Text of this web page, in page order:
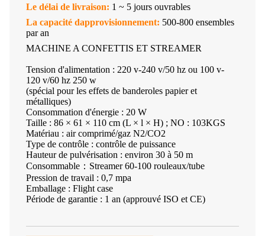
Le délai de livraison: 1 ~ 5 jours ouvrables
La capacité dapprovisionnement: 500-800 ensembles
par an
MACHINE A CONFETTIS ET STREAMER
Tension d'alimentation : 220 v-240 v/50 hz ou 100 v-
120 v/60 hz 250 w
(spécial pour les effets de banderoles papier et
métalliques)
Consommation d'énergie : 20 W
Taille : 86 × 61 × 110 cm (L × l × H) ; NO : 103KGS
Matériau : air comprimé/gaz N2/CO2
Type de contrôle : contrôle de puissance
Hauteur de pulvérisation : environ 30 à 50 m
Consommable：Streamer 60-100 rouleaux/tube
Pression de travail : 0,7 mpa
Emballage : Flight case
Période de garantie : 1 an (approuvé ISO et CE)